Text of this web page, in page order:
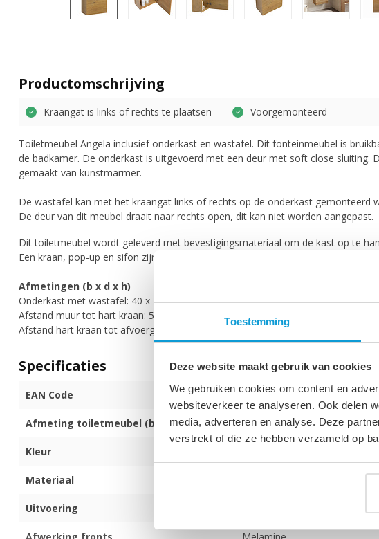
Toestemming
Deze website maakt gebruik van cookies
We gebruiken cookies om content en
websiteverkeer te analyseren. Ook delen
media, adverteren en analyse. Deze
verstrekt of die ze hebben verzameld op
Productomschrijving
Kraangat is links of rechts te plaatsen Voorgemonteerd
Toiletmeubel Angela inclusief onderkast en wastafel. Dit fonteinmeubel is
de badkamer. De onderkast is uitgevoerd met een deur met soft close sluiting.
gemaakt van kunstmarmer.
De wastafel kan met het kraangat links of rechts op de onderkast gemonteerd
De deur van dit meubel draait naar rechts open, dit kan niet worden aangepast.
Dit toiletmeubel wordt geleverd met bevestigingsmateriaal om de kast op te
Een kraan, pop-up en sifon zijn niet bij de set inbegrepen.
Afmetingen (b x d x h)
Onderkast met wastafel: 40 x 22 x 64 cm
Afstand muur tot hart kraan: 5 cm
Afstand hart kraan tot afvoergat: 16 cm
Specificaties
EAN Code 8720171715375
Afmeting toiletmeubel (b x d x h) 40 x 22 x 64 cm
Kleur
Materiaal
Uitvoering